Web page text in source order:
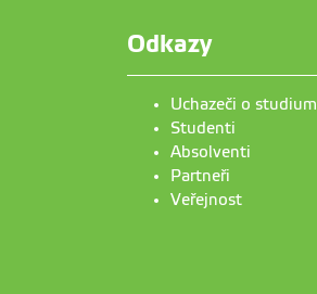
Odkazy
Uchazeči o studium
Studenti
Absolventi
Partneři
Veřejnost